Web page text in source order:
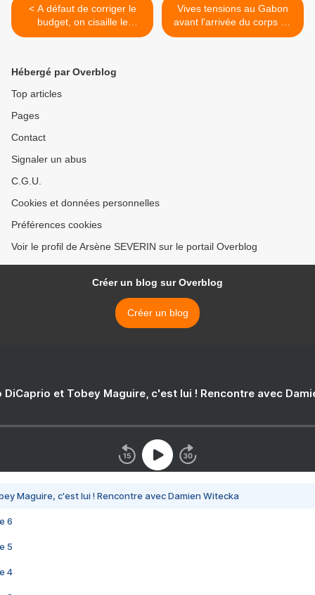
< A défaut de corriger le
budget, on cisaille le
Fespam!
Vives tensions au Gabon
avant l'arrivée du corps de
Mba Obam >
Hébergé par Overblog
Top articles
Pages
Contact
Signaler un abus
C.G.U.
Cookies et données personnelles
Préférences cookies
Voir le profil de Arsène SEVERIN sur le portail Overblog
Créer un blog sur Overblog
Créer un blog
DiCaprio et Tobey Maguire, c'est lui ! Rencontre avec
Maguire, c'est lui ! Rencontre avec Damien Witecka
6
5
4